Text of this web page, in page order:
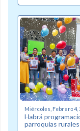
Miércoles, Febrero 4,
Habrá
parroquias rurales